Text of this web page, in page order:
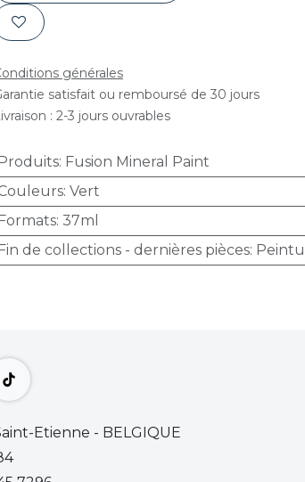
générales
satisfait ou remboursé de 30 jours
: 2-3 jours ouvrables
: Fusion Mineral Paint
: Vert
: 37ml
de collections - dernières pièces:
Etienne - BELGIQUE